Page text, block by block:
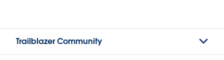
Trailblazer Community